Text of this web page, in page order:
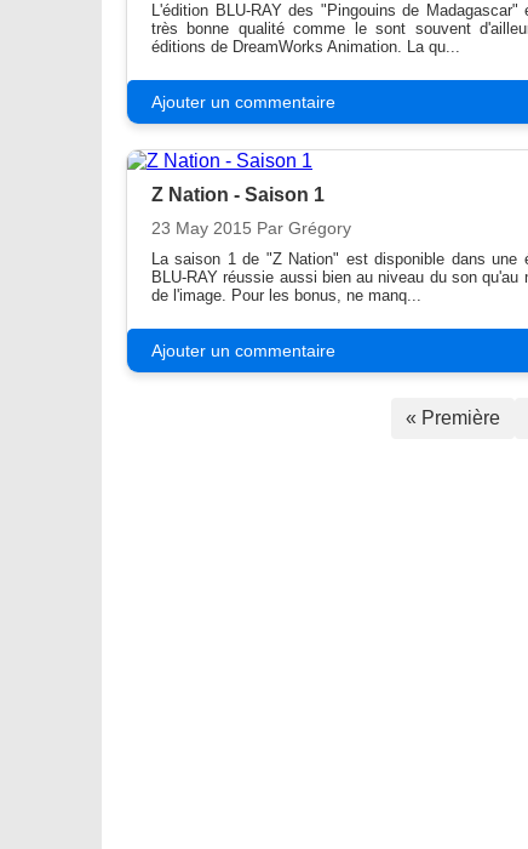
L'édition BLU-RAY des "Pingouins de Madagascar"
très bonne qualité comme le sont souvent
éditions de DreamWorks Animation. La qu...
Ajouter un commentaire
Z Nation - Saison 1
23 May 2015 Par Grégory
La saison 1 de "Z Nation" est disponible dans une
BLU-RAY réussie aussi bien au niveau du son qu'au
de l'image. Pour les bonus, ne manq...
Ajouter un commentaire
« Première